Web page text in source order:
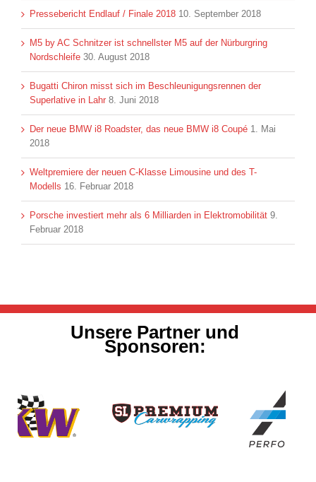
Pressebericht Endlauf / Finale 2018 10. September 2018
M5 by AC Schnitzer ist schnellster M5 auf der Nürburgring
Nordschleife 30. August 2018
Bugatti Chiron misst sich im Beschleunigungsrennen der
Superlative in Lahr 8. Juni 2018
Der neue BMW i8 Roadster, das neue BMW i8 Coupé 1. Mai
2018
Weltpremiere der neuen C-Klasse Limousine und des T-
Modells 16. Februar 2018
Porsche investiert mehr als 6 Milliarden in Elektromobilität 9.
Februar 2018
Unsere Partner und
Sponsoren: